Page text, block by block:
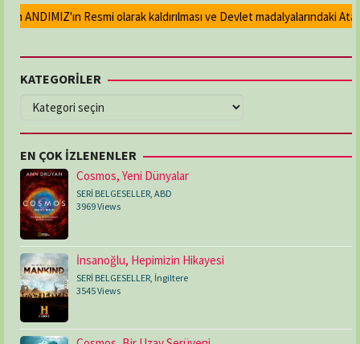
ANDIMIZ'ın Resmi olarak kaldırılması ve Devlet madalyalarındaki
KATEGORİLER
KATEGORİLER
EN ÇOK İZLENENLER
Cosmos, Yeni Dünyalar
SERİ BELGESELLER, ABD
3969 Views
İnsanoğlu, Hepimizin Hikayesi
SERİ BELGESELLER, İngiltere
3545 Views